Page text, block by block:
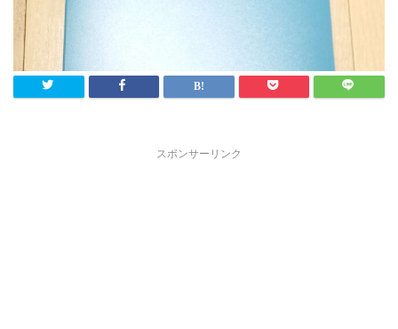
スポンサーリンク